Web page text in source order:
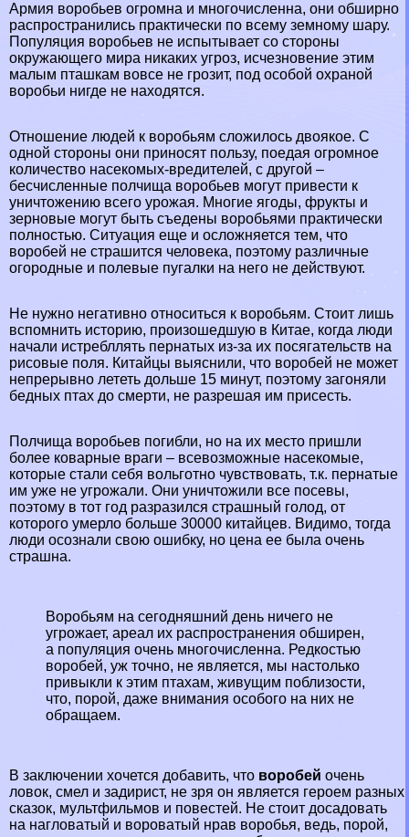
Армия воробьев огромна и многочисленна, они обширно
распространились пpaктически по всему земному шару.
Популяция воробьев не испытывает со стороны
окружающего мира никаких угроз, исчезновение этим
малым пташкам вовсе не грозит, под особой охраной
воробьи нигде не находятся.
Отношение людей к воробьям сложилось двоякое. С
одной стороны они приносят пользу, поедая огромное
количество насекомых-вредителей, с другой –
бесчисленные полчища воробьев могут привести к
уничтожению всего урожая. Многие ягоды, фрукты и
зерновые могут быть съедены воробьями пpaктически
полностью. Ситуация еще и осложняется тем, что
воробей не страшится человека, поэтому различные
огородные и полевые пугалки на него не действуют.
Не нужно негативно относиться к воробьям. Стоит лишь
вспомнить историю, произошедшую в Китае, когда люди
начали истрeбллять пернатых из-за их посягательств на
рисовые поля. Китайцы выяснили, что воробей не может
непрерывно лететь дольше 15 минут, поэтому загоняли
бедных птах до cмepти, не разрешая им присесть.
Полчища воробьев погибли, но на их место пришли
более коварные враги – всевозможные насекомые,
которые стали себя вольготно чувствовать, т.к. пернатые
им уже не угрожали. Они уничтожили все посевы,
поэтому в тот год разразился страшный голод, от
которого умерло больше 30000 китайцев. Видимо, тогда
люди осознали свою ошибку, но цена ее была очень
страшна.
Воробьям на сегодняшний день ничего не
угрожает, ареал их распространения обширен,
а популяция очень многочисленна. Редкостью
воробей, уж точно, не является, мы настолько
привыкли к этим птахам, живущим поблизости,
что, порой, даже внимания особого на них не
обращаем.
В заключении хочется добавить, что воробей очень
ловок, смел и задирист, не зря он является героем разных
сказок, мультфильмов и повестей. Не стоит досадовать
на нагловатый и вороватый нрав воробья, ведь, порой,